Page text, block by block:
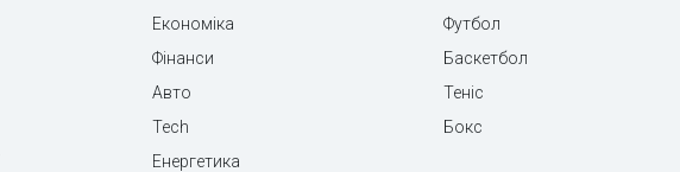
Економіка
Фінанси
Авто
Tech
Енергетика
Футбол
Баскетбол
Теніс
Бокс